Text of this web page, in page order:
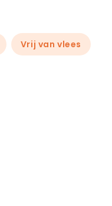
Vrij van vlees